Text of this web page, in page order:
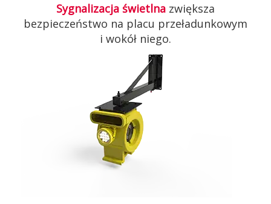
Sygnalizacja świetlna zwiększa
bezpieczeństwo na placu przeładunkowym
i wokół niego.